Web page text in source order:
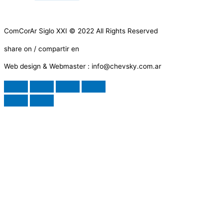
ComCorAr Siglo XXI © 2022 All Rights Reserved
share on / compartir en
Web design & Webmaster : info@chevsky.com.ar